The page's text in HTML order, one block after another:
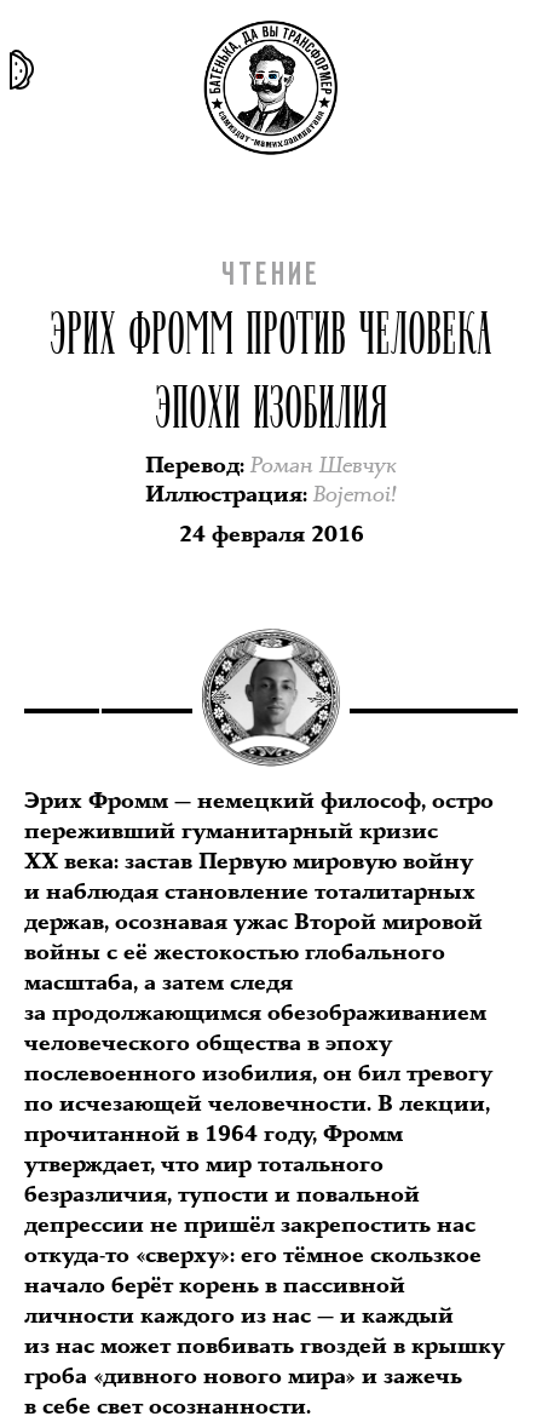
ЧТЕНИЕ
ЭРИХ ФРОММ ПРОТИВ ЧЕЛОВЕКА
ЭПОХИ ИЗОБИЛИЯ
Перевод: Роман Шевчук
Иллюстрация: Bojemoi!
24 февраля 2016
Эрих Фромм — немецкий философ, остро
переживший гуманитарный кризис
ХХ века: застав Первую мировую войну
и наблюдая становление тоталитарных
держав, осознавая ужас Второй мировой
войны с её жестокостью глобального
масштаба, а затем следя
за продолжающимся обезображиванием
человеческого общества в эпоху
послевоенного изобилия, он бил тревогу
по исчезающей человечности. В лекции,
прочитанной в 1964 году, Фромм
утверждает, что мир тотального
безразличия, тупости и повальной
депрессии не пришёл закрепостить нас
откуда-то «сверху»: его тёмное скользкое
начало берёт корень в пассивной
личности каждого из нас — и каждый
из нас может повбивать гвоздей в крышку
гроба «дивного нового мира» и зажечь
в себе свет осознанности.